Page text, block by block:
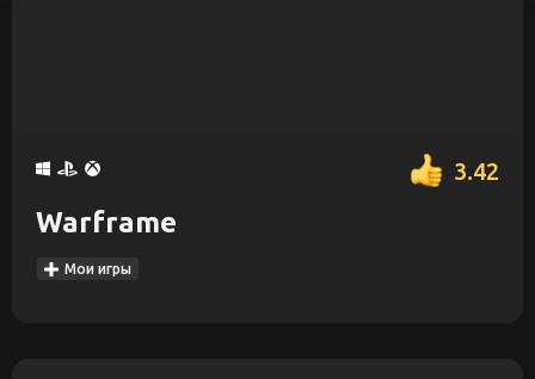
3.42
Warframe
Мои игры